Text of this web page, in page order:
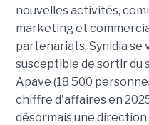
nouvelles activités,
marketing et
partenariats, Synidia se
susceptible de sortir du
Apave (18 500
chiffre d'affaires en
désormais une